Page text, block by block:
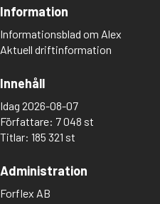
Information
Informationsblad om Alex
Aktuell driftinformation
Innehåll
Idag 2026-08-07
Författare: 7 048 st
Titlar: 185 321 st
Administration
Forflex AB